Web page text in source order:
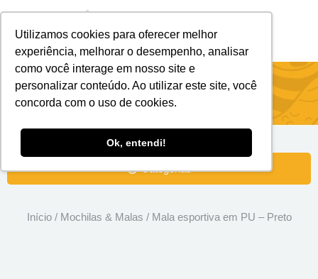
Utilizamos cookies para oferecer melhor
experiência, melhorar o desempenho, analisar
como você interage em nosso site e
personalizar conteúdo. Ao utilizar este site, você
concorda com o uso de cookies.
Ok, entendi!
Mala esportiva em PU – Preto
Categorias
Início/ Mochilas & Malas / Mala esportiva em PU – Preto